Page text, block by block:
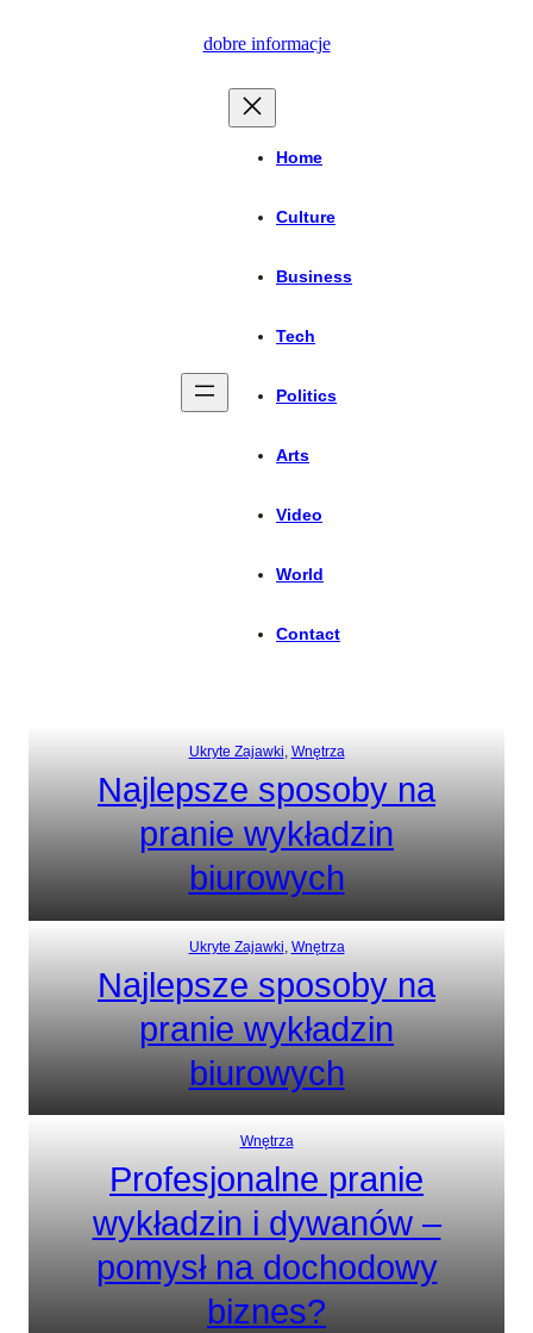
dobre informacje
Home
Culture
Business
Tech
Politics
Arts
Video
World
Contact
Ukryte Zajawki, Wnętrza
Najlepsze sposoby na
pranie wykładzin
biurowych
Ukryte Zajawki Wnętrza
Najlepsze sposoby na
pranie wykładzin
biurowych
Wnętrza
Profesjonalne pranie
wykładzin i dywanów –
pomysł na dochodowy
biznes?